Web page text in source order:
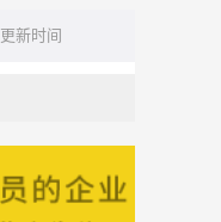
更新时间